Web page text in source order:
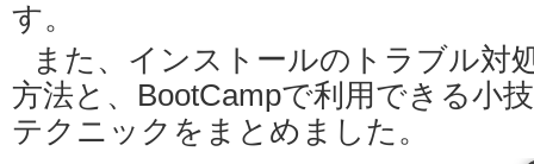
す。
また、インストールのトラブル対
方法と、BootCampで利用できる小
テクニックをまとめました。